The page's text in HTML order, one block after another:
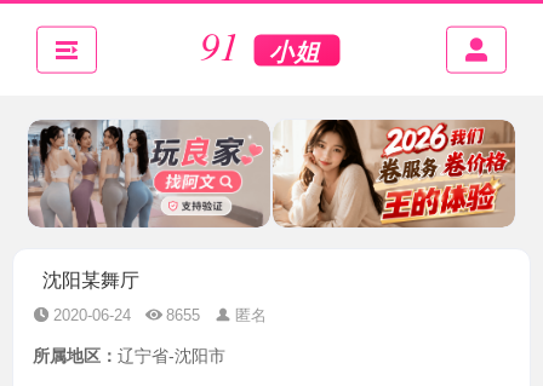
沈阳某舞厅
2020-06-24 8655 匿名
所属地区： 辽宁省-沈阳市